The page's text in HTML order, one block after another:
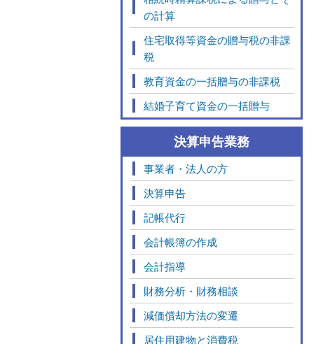
の計算
住宅取得等資金の贈与税の非課
税
教育資金の一括贈与の非課税
結婚子育て資金の一括贈与
決算申告業務
事業者・法人の方
決算申告
記帳代行
会計帳簿の作成
会計指導
財務分析・財務相談
減価償却方法の変遷
居住用建物と消費税